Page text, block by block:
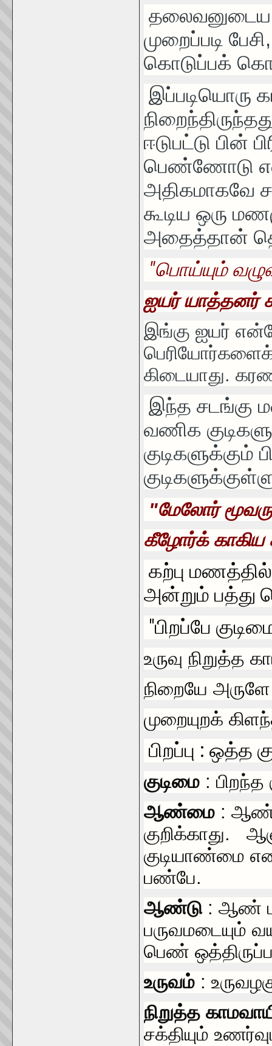
தலைவனுடைய
முறைப்படி
கொடுப்பக்
இப்படியொரு
ஈடுபட்டு பின்
பெண்ணோடு
அதிகமாகவே
கூடிய ஒரு
அதைத்தான்
"பொய்யும்
ஐயர் யாத்தனர்
இங்கு ஐயர்
பெரியோர்களைக்
கிடையாது.
இந்த சடங்கு
வணிக
குடிகளுக்கும்
"மேலோர்
கீழோர்க்
கற்பு மண
அன்றும் பத்து
"பிறப்பே
உருவு நிறுத்த
நிறையே
முறையுறக்
பிறப்பு : ஒத்த
குடிமை : பிறந்த
ஆண்மை :
குறிக்காது.
குடியாண்மை
பண்பே.
ஆண்டு : ஆண்
பருவமடையும்
பெண்
உருவம் :
நிறுத்த
சக்தியும்